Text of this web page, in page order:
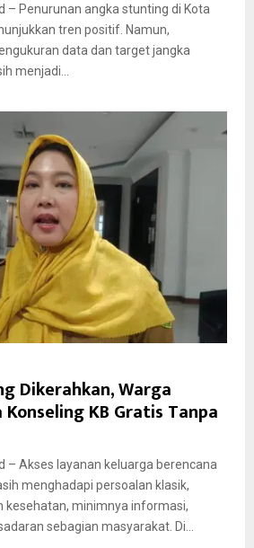
– Penurunan angka stunting di Kota
tren positif. Namun,
data dan target jangka
menjadi...
Dikerahkan, Warga
KB Gratis Tanpa
– Akses layanan keluarga berencana
menghadapi persoalan klasik,
kesehatan, minimnya informasi,
sebagian masyarakat. Di...